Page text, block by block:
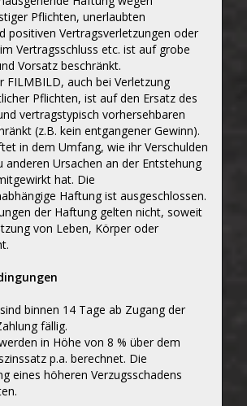
Pflichten, unerlaubten
positiven Vertragsverletzungen oder
Vertragsschluss etc. ist auf grobe
Vorsatz beschränkt.
FILMBILD, auch bei Verletzung
Pflichten, ist auf den Ersatz des
vertragstypisch vorhersehbaren
(z.B. kein entgangener Gewinn).
in dem Umfang, wie ihr Verschulden
anderen Ursachen an der Entstehung
hat. Die
Haftung ist ausgeschlossen.
der Haftung gelten nicht, soweit
von Leben, Körper oder
binnen 14 Tage ab Zugang der
fällig.
in Höhe von 8 % über dem
p.a. berechnet. Die
eines höheren Verzugsschadens